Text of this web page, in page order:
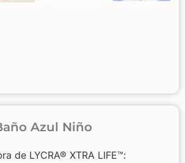
Azul Niño
de LYCRA® XTRA LIFE™: